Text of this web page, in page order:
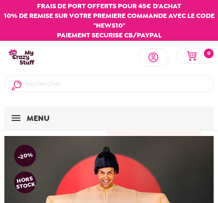
FRAIS DE PORT OFFERTS POUR 45€ D'ACHAT
10% DE REMISE SUR VOTRE PREMIERE COMMANDE AVEC LE CODE
"NEWS10"
PAIEMENT SECURISE CB/PAYPAL
0
MENU
-20%
HORS
STOCK